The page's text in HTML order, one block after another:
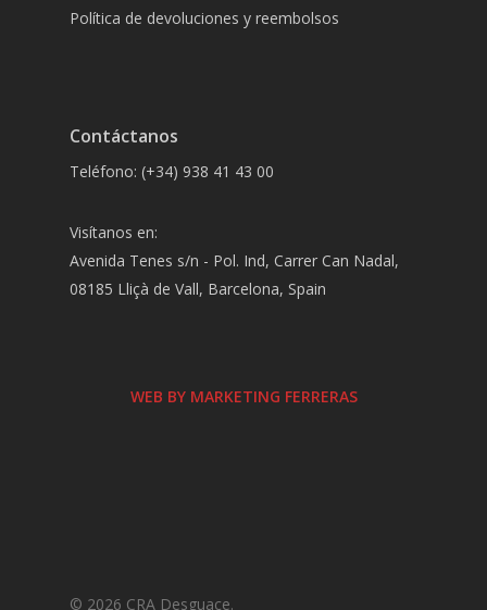
Política de devoluciones y reembolsos
Contáctanos
Teléfono: (+34) 938 41 43 00
Visítanos en:
Avenida Tenes s/n - Pol. Ind, Carrer Can Nadal,
08185 Lliçà de Vall, Barcelona, Spain
WEB BY MARKETING FERRERAS
© 2026 CRA Desguace.